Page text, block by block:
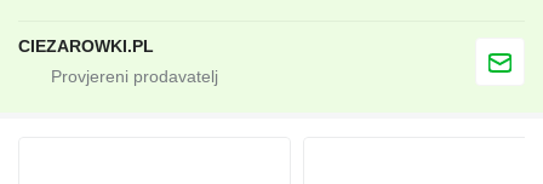
CIEZAROWKI.PL